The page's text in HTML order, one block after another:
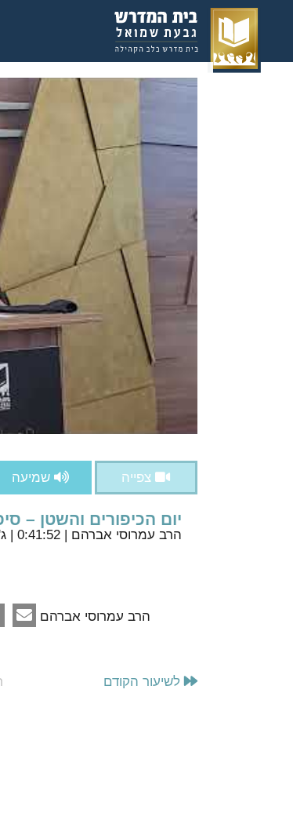
צפייה שמיעה
יום הכיפורים והשטן –
הרב עמרוסי אברהם | 0:41:52 | ג' תשרי תשפ"ד
הרב עמרוסי אברהם
לשיעור הקודם